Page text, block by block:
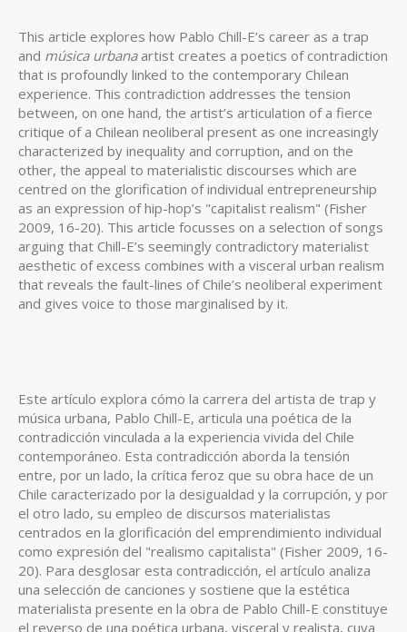
del
artículo
This article explores how Pablo Chill-E’s career as a trap
and música urbanaartist creates a poetics of contradiction
that is profoundly linked to the contemporary Chilean
experience. This contradiction addresses the tension
between, on one hand, the artist’s articulation of a fierce
critique of a Chilean neoliberal present as one increasingly
characterized by inequality and corruption, and on the
other, the appeal to materialistic discourses which are
centred on the glorification of individual entrepreneurship
as an expression of hip-hop’s "capitalist realism" (Fisher
2009, 16-20). This article focusses on a selection of songs
arguing that Chill-E’s seemingly contradictory materialist
aesthetic of excess combines with a visceral urban realism
that reveals the fault-lines of Chile’s neoliberal experiment
and gives voice to those marginalised by it.
Este artículo explora cómo la carrera del artista de trap y
música urbana, Pablo Chill-E, articula una poética de la
contradicción vinculada a la experiencia vivida del Chile
contemporáneo. Esta contradicción aborda la tensión
entre, por un lado, la crítica feroz que su obra hace de un
Chile caracterizado por la desigualdad y la corrupción, y por
el otro lado, su empleo de discursos materialistas
centrados en la glorificación del emprendimiento individual
como expresión del "realismo capitalista" (Fisher 2009, 16-
20). Para desglosar esta contradicción, el artículo analiza
una selección de canciones y sostiene que la estética
materialista presente en la obra de Pablo Chill-E constituye
el reverso de una poética urbana, visceral y realista, cuya